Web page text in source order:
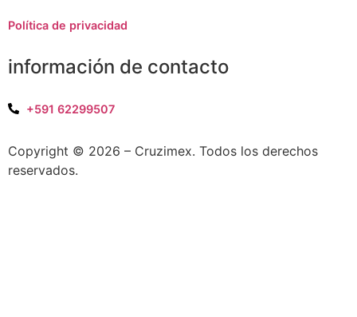
Política de privacidad
información de contacto
+591 62299507
Copyright © 2026 – Cruzimex. Todos los derechos
reservados.